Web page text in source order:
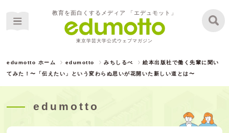
教育を面白くするメディア 「エデュモット」
東京学芸大学公式ウェブマガジン
edumotto ホーム edumotto みちしるべ
絵本出版社で働く先輩に聞い
てみた！〜「伝えたい」という変わらぬ思いが花開いた新しい道とは〜
edumotto